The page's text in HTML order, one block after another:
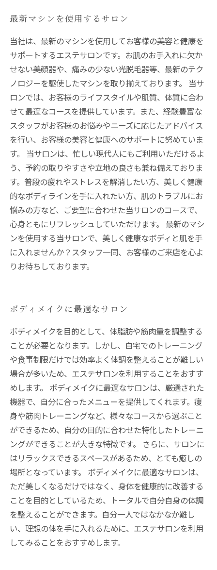
最新マシンを使用するサロン
当社は、最新のマシンを使用してお客様の美容と健康を
サポートするエステサロンです。お肌のお手入れに欠か
せない美顔器や、痛みの少ない光脱毛器等、最新のテク
ノロジーを駆使したマシンを取り揃えております。 当サ
ロンでは、お客様のライフスタイルや肌質、体質に合わ
せて最適なコースを提供しています。また、経験豊富な
スタッフがお客様のお悩みやニーズに応じたアドバイス
を行い、お客様の美容と健康へのサポートに努めていま
す。 当サロンは、忙しい現代人にもご利用いただけるよ
う、予約の取りやすさや立地の良さも兼ね備えておりま
す。普段の疲れやストレスを解消したい方、美しく健康
的なボディラインを手に入れたい方、肌のトラブルにお
悩みの方など、ご要望に合わせた当サロンのコースで、
心身ともにリフレッシュしていただけます。 最新のマシ
ンを使用する当サロンで、美しく健康なボディと肌を手
に入れませんか？スタッフ一同、お客様のご来店を心よ
りお待ちしております。
ボディメイクに最適なサロン
ボディメイクを目的として、体脂肪や筋肉量を調整する
ことが必要となります。しかし、自宅でのトレーニング
や食事制限だけでは効率よく体調を整えることが難しい
場合が多いため、エステサロンを利用することをおすす
めします。 ボディメイクに最適なサロンは、厳選された
機器で、自分に合ったメニューを提供してくれます。痩
身や筋肉トレーニングなど、様々なコースから選ぶこと
ができるため、自分の目的に合わせた特化したトレーニ
ングができることが大きな特徴です。 さらに、サロンに
はリラックスできるスペースがあるため、とても癒しの
場所となっています。 ボディメイクに最適なサロンは、
ただ美しくなるだけではなく、身体を健康的に改善する
ことを目的としているため、トータルで自分自身の体調
を整えることができます。自分一人ではなかなか難し
い、理想の体を手に入れるために、エステサロンを利用
してみることをおすすめします。